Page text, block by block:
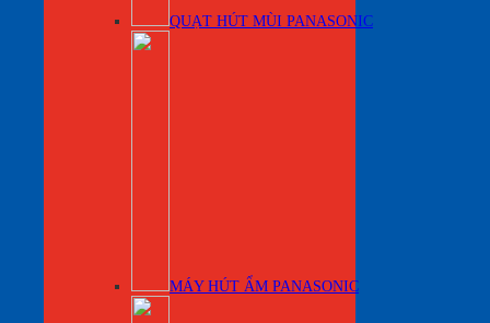
QUẠT HÚT MÙI PANASONIC
MÁY HÚT ẨM PANASONIC